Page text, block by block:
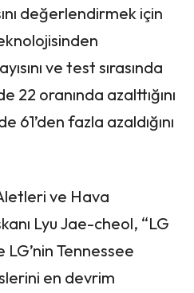
değerlendirmek için
ve test sırasında
22 oranında azalttığını
61’den fazla azaldığını
ve Hava
Lyu Jae-cheol, “LG
Tennessee
en devrim